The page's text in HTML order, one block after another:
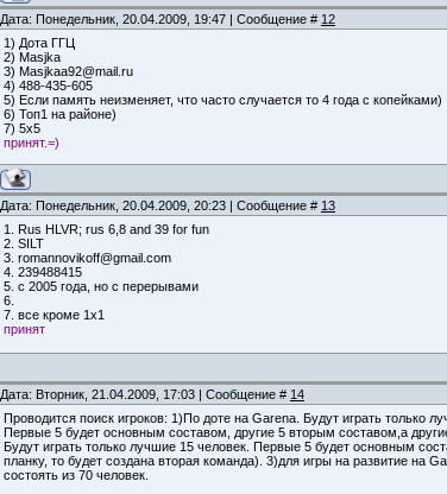
Дата: Понедельник, 20.04.2009, 19:47 | Сообщение # 12
1) Дота ГГЦ
2) Masjka
3) Masjkaa92@mail.ru
4) 488-435-605
5) Если память неизменяет, что часто случается то 4 года с копейками)
6) Топ1 на районе)
7) 5х5
принят.=)
Дата: Понедельник, 20.04.2009, 20:23 | Сообщение # 13
1. Rus HLVR; rus 6,8 and 39 for fun
2. SILT
3. romannovikoff@gmail.com
4. 239488415
5. c 2005 года, но с перерывами
6.
7. все кроме 1х1
принят
Дата: Вторник, 21.04.2009, 17:03 | Сообщение # 14
Проводится поиск игроков: 1)По доте на Garena. Будут играть только
Первые 5 будет основным составом, другие 5 вторым составом,а
Будут играть только лучшие 15 человек. Первые 5 будет основным
планку, то будет создана вторая команда). 3)для игры на развитие на
состоять из 70 человек.